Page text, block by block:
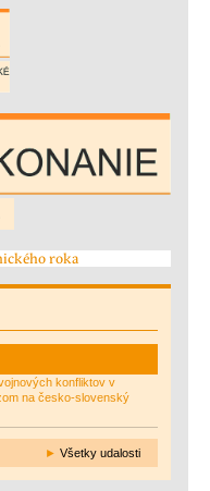
roka
konfliktov v
na česko-slovenský
► Všetky udalosti